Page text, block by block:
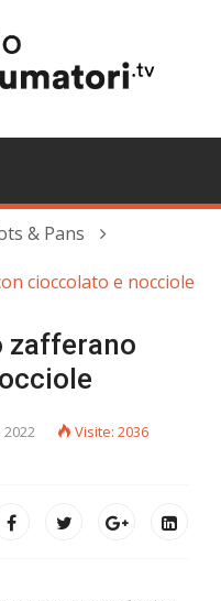
& Pans
cioccolato e nocciole
zafferano
Visite: 2036